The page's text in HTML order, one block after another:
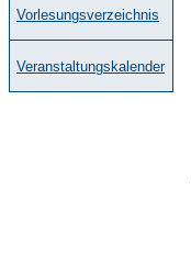
Vorlesungsverzeichnis
Veranstaltungskalender